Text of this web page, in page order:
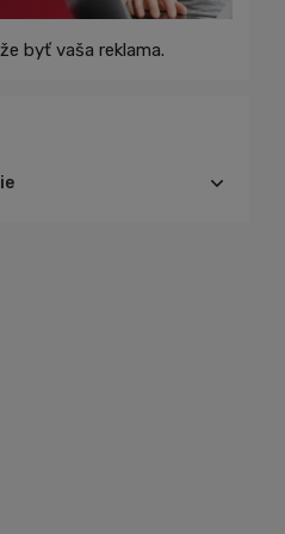
byť vaša reklama.